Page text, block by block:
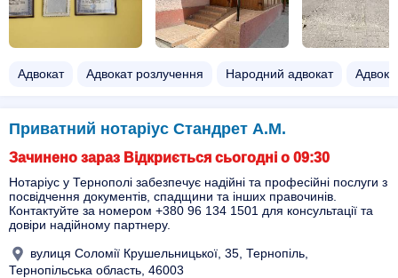
Адвокат Адвокат розлучення Народний адвокат
Приватний нотаріус Стандрет А.М.
Зачинено зараз Відкриється сьогодні о 09:30
Нотаріус у Тернополі забезпечує надійні та професійні послуги з
посвідчення документів, спадщини та інших правочинів.
Контактуйте за номером +380 96 134 1501 для консультації та
довіри надійному партнеру.
вулиця Соломії Крушельницької, 35, Тернопіль,
Тернопільська область, 46003